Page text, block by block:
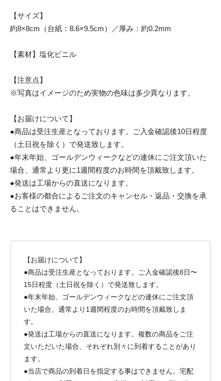
【サイズ】
約8×8cm（台紙：8.6×9.5cm）／厚み：約0.2mm
【素材】塩化ビニル
【注意点】
※写真はイメージのため実物の色味は多少異なります。
【お届けについて】
●商品は受注生産となっております。ご入金確認後10日程度
（土日祝を除く）で発送致します。
●年末年始、ゴールデンウィークなどの連休にご注文頂いた
場合、通常より更に1週間程度のお時間を頂戴致します。
●発送は工場からの直送になります。
●お客様の都合によるご注文のキャンセル・返品・交換を承
ることはできません。
【お届けについて】
●商品は受注生産となっております。ご入金確認後8日〜
15日程度（土日祝を除く）で発送致します。
●年末年始、ゴールデンウィークなどの連休にご注文頂
いた場合、通常より1週間程度のお時間を頂戴致しま
す。
●発送は工場からの直送になります。複数の商品をご注
文いただいた場合、それぞれ別々に到着することがあり
ます。
●当店で商品の到着日を指定する事はできません。宅配